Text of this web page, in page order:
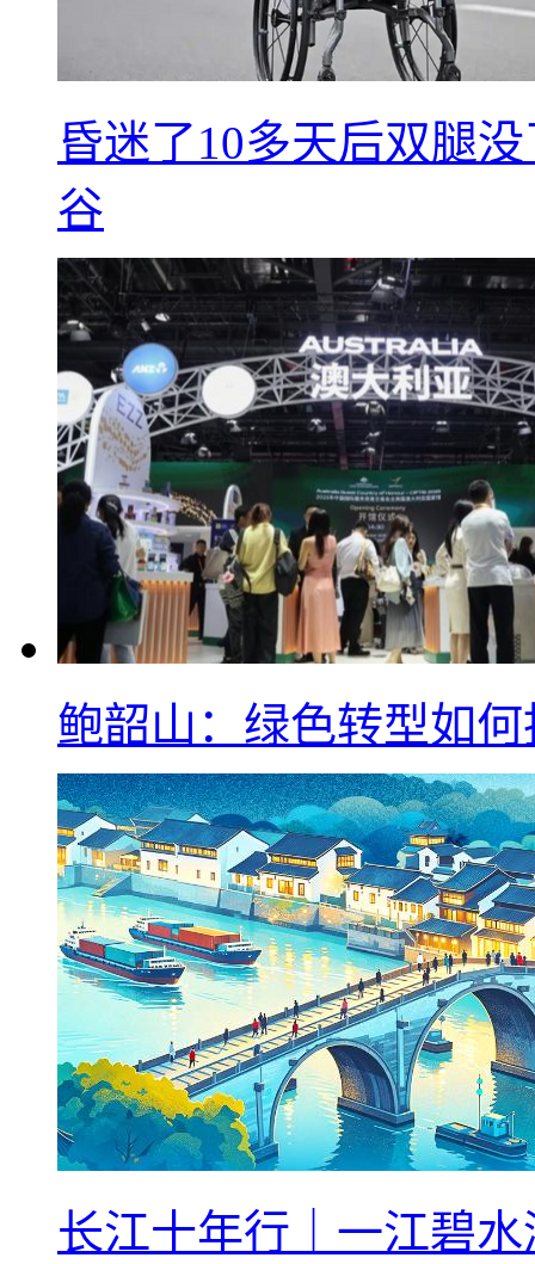
昏迷了10多天后双腿
谷
鲍韶山：绿色转型如
长江十年行｜一江碧